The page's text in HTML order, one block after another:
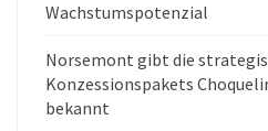
Wachstumspotenzial
Norsemont gibt die
Konzessionspakets
bekannt